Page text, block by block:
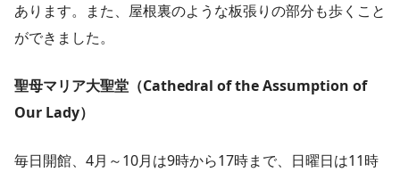
あります。また、屋根裏のような板張りの部分も歩くこと
ができました。
聖母マリア大聖堂（Cathedral of the Assumption of
Our Lady）
毎日開館、4月～10月は9時から17時まで、日曜日は11時